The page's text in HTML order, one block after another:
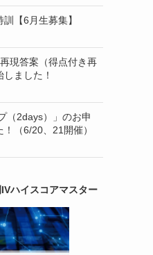
【6月生募集】
現答案（得点付き再
ました！
（2days）」のお申
（6/20、21開催）
ハイスコアマスター